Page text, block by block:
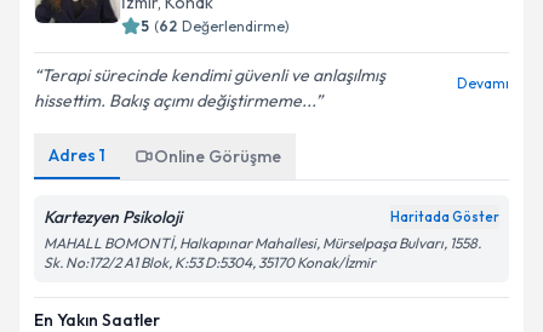
5 (62 Değerlendirme)
Terapi sürecinde kendimi güvenli ve anlaşılmış
hissettim. Bakış açımı değiştirmeme...
Devamı
Adres 1 Online Görüşme
Kartezyen Psikoloji Haritada Göster
MAHALL BOMONTİ, Halkapınar Mahallesi, Mürselpaşa Bulvarı, 1558.
Sk. No:172/2 A1 Blok, K:53 D:5304, 35170 Konak/İzmir
En Yakın Saatler